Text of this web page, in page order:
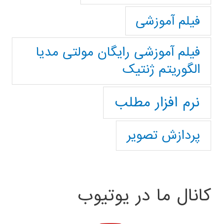
فیلم آموزشی
فیلم آموزشی رایگان مولتی مدیا
الگوریتم ژنتیک
نرم افزار مطلب
پردازش تصویر
کانال ما در یوتیوب